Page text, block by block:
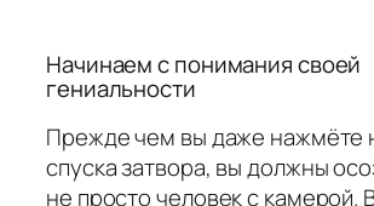
Начинаем с понимания своей
гениальности
Прежде чем вы даже нажмёте
спуска затвора, вы должны
не просто человек с камерой.